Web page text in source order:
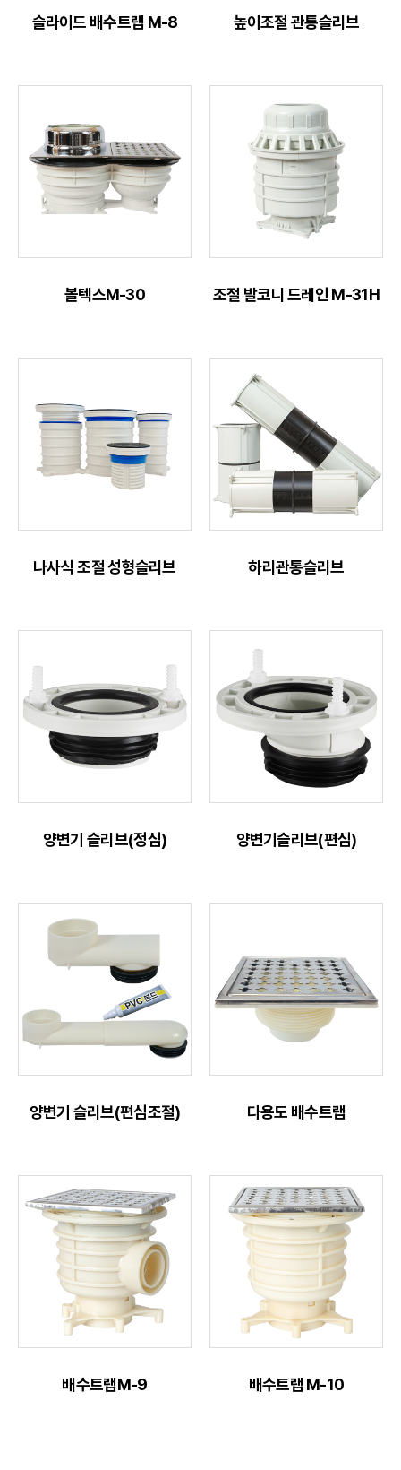
슬라이드 배수트랩 M-8 높이조절 관통슬리브
볼텍스M-30 조절 발코니 드레인 M-31H
나사식 조절 성형슬리브 하리관통슬리브
양변기 슬리브(정심) 양변기슬리브(편심)
양변기 슬리브(편심조절) 다용도 배수트랩
배수트랩M-9 배수트랩 M-10